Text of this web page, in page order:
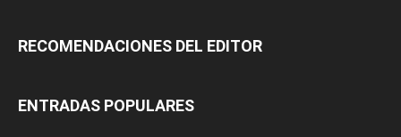
RECOMENDACIONES DEL EDITOR
ENTRADAS POPULARES